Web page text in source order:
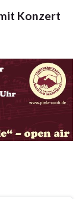
Konzert